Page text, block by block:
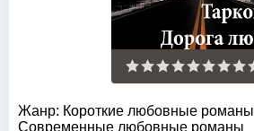
Жанр: Короткие любовные романы
Современные любовные романы